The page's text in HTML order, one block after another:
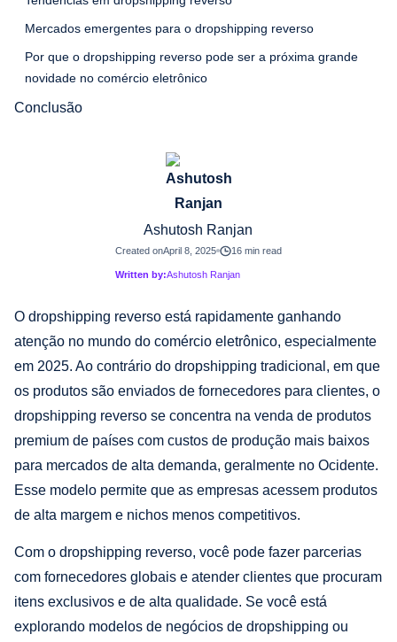
Ashutosh Ranjan
Created onApril 8, 2025 16 min read
Written by:Ashutosh Ranjan
O dropshipping reverso está rapidamente ganhando
atenção no mundo do comércio eletrônico, especialmente
em 2025. Ao contrário do dropshipping tradicional, em que
os produtos são enviados de fornecedores para clientes, o
dropshipping reverso se concentra na venda de produtos
premium de países com custos de produção mais baixos
para mercados de alta demanda, geralmente no Ocidente.
Esse modelo permite que as empresas acessem produtos
de alta margem e nichos menos competitivos.
Com o dropshipping reverso, você pode fazer parcerias
com fornecedores globais e atender clientes que procuram
itens exclusivos e de alta qualidade. Se você está
explorando modelos de negócios de dropshipping ou
Mercados emergentes para o dropshipping reverso
Por que o dropshipping reverso pode ser a próxima grande
novidade no comércio eletrônico
Conclusão